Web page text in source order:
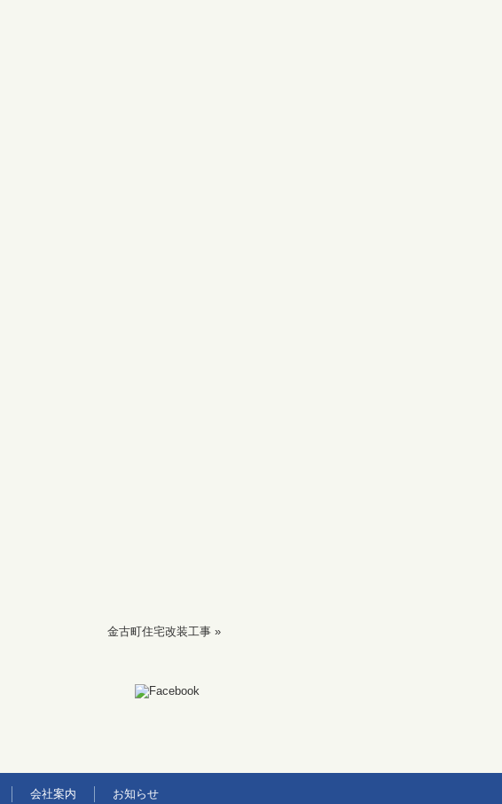
金古町住宅改装工事 »
会社案内 お知らせ